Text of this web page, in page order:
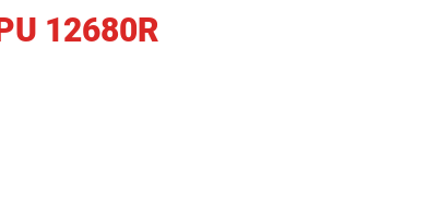
12680R